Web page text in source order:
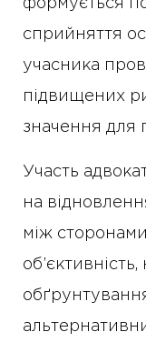
формується
сприйняття
учасника
підвищених
значення для
Участь
на
між